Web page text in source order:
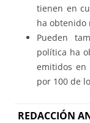
tienen en
ha obtenido
Pueden
política ha
emitidos en
por 100 de
REDACCIÓN